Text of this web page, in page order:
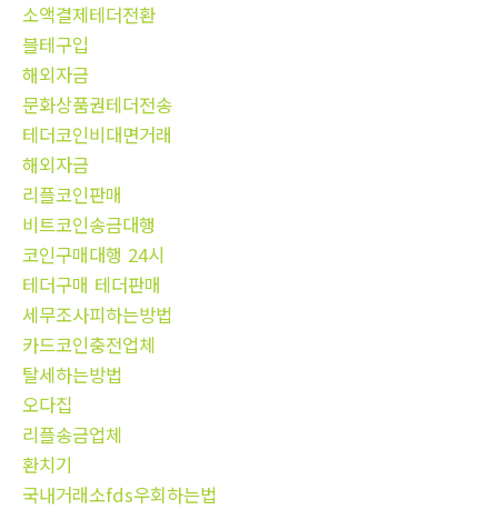
소액결제테더전환
블테구입
해외자금
문화상품권테더전송
테더코인비대면거래
해외자금
리플코인판매
비트코인송금대행
코인구매대행 24시
테더구매 테더판매
세무조사피하는방법
카드코인충전업체
탈세하는방법
오다집
리플송금업체
환치기
국내거래소fds우회하는법